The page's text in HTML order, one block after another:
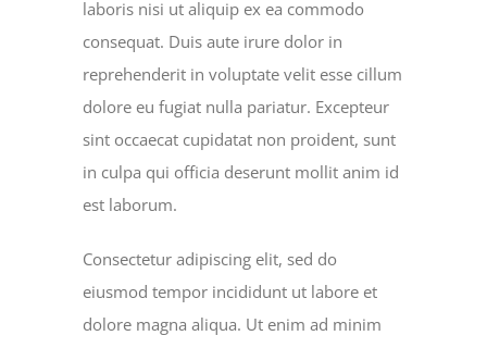
laboris nisi ut aliquip ex ea commodo
consequat. Duis aute irure dolor in
reprehenderit in voluptate velit esse cillum
dolore eu fugiat nulla pariatur. Excepteur
sint occaecat cupidatat non proident, sunt
in culpa qui officia deserunt mollit anim id
est laborum.
Consectetur adipiscing elit, sed do
eiusmod tempor incididunt ut labore et
dolore magna aliqua. Ut enim ad minim